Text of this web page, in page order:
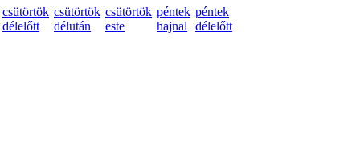
csütörtök
délelőtt
csütörtök
délután
csütörtök
este
péntek
hajnal
péntek
délelőtt